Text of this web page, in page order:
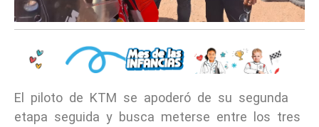
El piloto de KTM se apoderó de su segunda
etapa seguida y busca meterse entre los tres